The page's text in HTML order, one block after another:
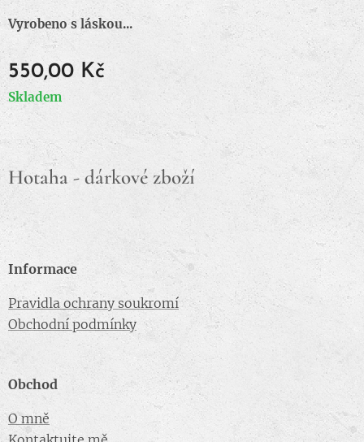
Vyrobeno s láskou...
550,00 Kč
Skladem
Hotaha - dárkové zboží
Informace
Pravidla ochrany soukromí
Obchodní podmínky
Obchod
O mně